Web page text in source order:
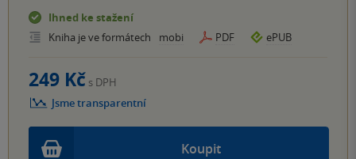
Ihned ke stažení
Kniha je ve formátech
mobi PDF ePUB
Koupit
249 Kč s DPH
Jsme transparentní